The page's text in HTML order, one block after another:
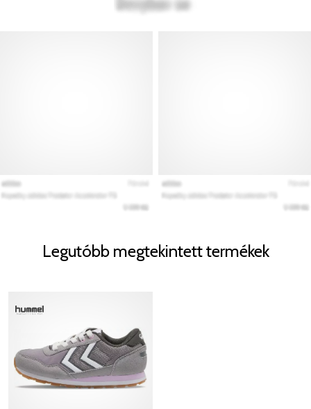
Legutóbb megtekintett termékek